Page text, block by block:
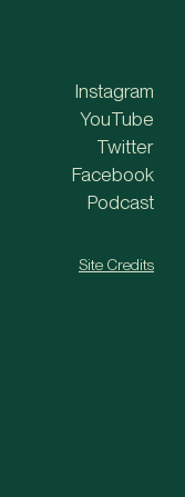
Instagram
YouTube
Twitter
Facebook
Podcast
Site Credits